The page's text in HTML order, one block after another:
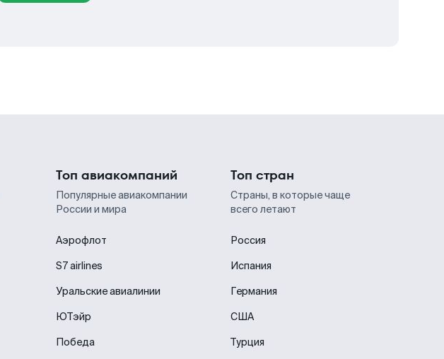
Топ авиакомпаний
Популярные авиакомпании
России и мира
Аэрофлот
S7 airlines
Уральские авиалинии
ЮТэйр
Победа
Топ стран
Страны, в которые чаще
всего летают
Россия
Испания
Германия
США
Турция